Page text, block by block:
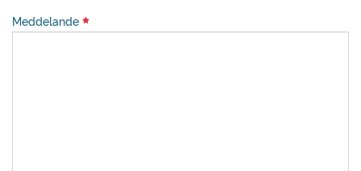
Meddelande